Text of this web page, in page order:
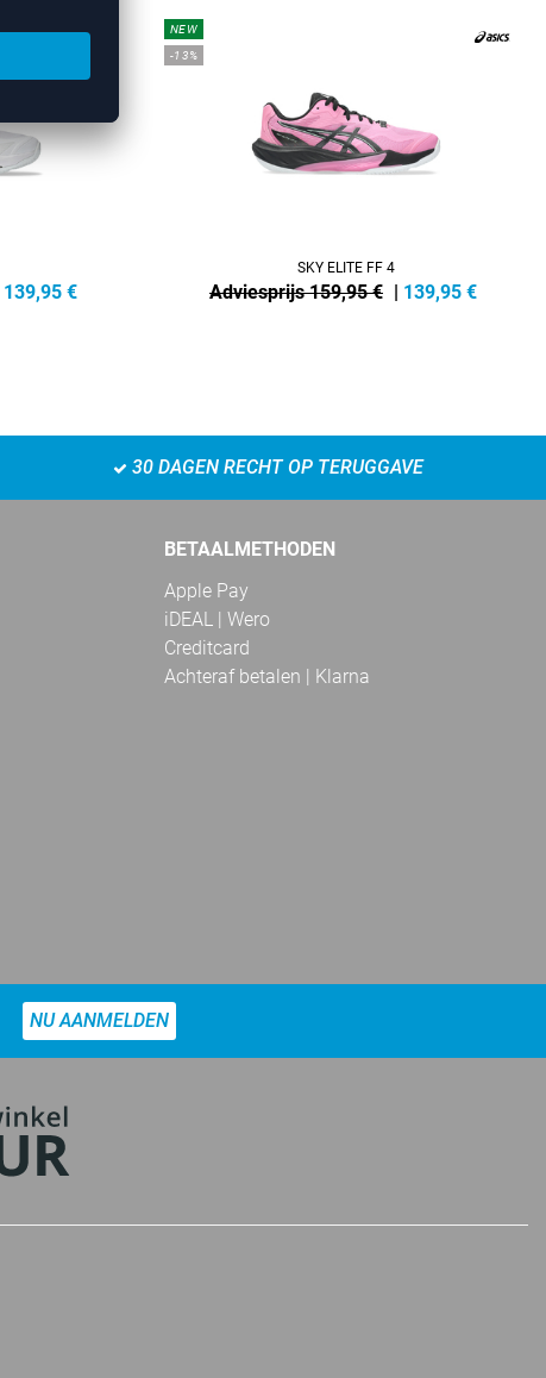
139,95 €
NEW
-13%
SKY ELITE FF 4
Adviesprijs 159,95 € | 139,95 €
30 DAGEN RECHT OP TERUGGAVE
BETAALMETHODEN
Apple Pay
iDEAL | Wero
Creditcard
Achteraf betalen | Klarna
NU AANMELDEN